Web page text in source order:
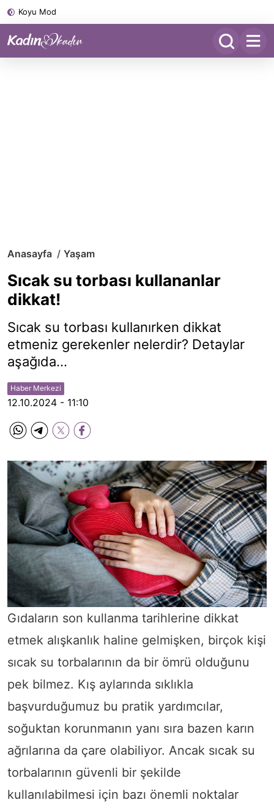
Koyu Mod
Anasayfa Yaşam
Sıcak su torbası kullananlar
dikkat!
Sıcak su torbası kullanırken dikkat
etmeniz gerekenler nelerdir? Detaylar
aşağıda...
Haber Merkezi
12.10.2024 - 11:10
Gıdaların son kullanma tarihlerine dikkat
etmek alışkanlık haline gelmişken, birçok kişi
sıcak su torbalarının da bir ömrü olduğunu
pek bilmez. Kış aylarında sıklıkla
başvurduğumuz bu pratik yardımcılar,
soğuktan korunmanın yanı sıra bazen karın
ağrılarına da çare olabiliyor. Ancak sıcak su
torbalarının güvenli bir şekilde
kullanılabilmesi için bazı önemli noktalar